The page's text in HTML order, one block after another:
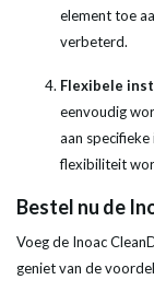
element toe
verbeterd.
Flexibele
eenvoudig
aan
flexibiliteit
Bestel nu de
Voeg de Inoac
geniet van de